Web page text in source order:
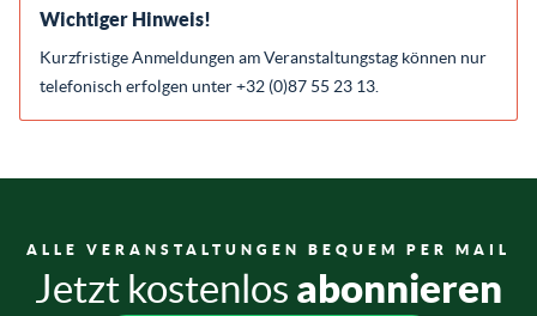
Wichtiger Hinweis!
Kurzfristige Anmeldungen am Veranstaltungstag können nur
telefonisch erfolgen unter +32 (0)87 55 23 13.
ALLE VERANSTALTUNGEN BEQUEM PER MAIL
Jetzt kostenlos abonnieren